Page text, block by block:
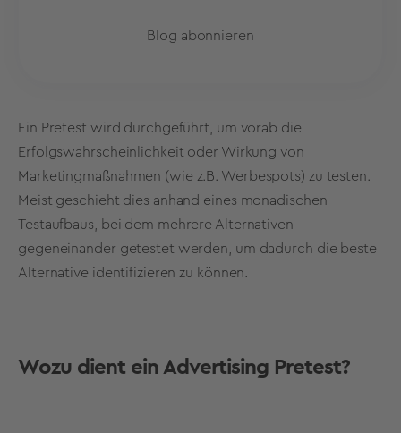
Blog abonnieren
Ein Pretest wird durchgeführt, um vorab die
Erfolgswahrscheinlichkeit oder Wirkung von
Marketingmaßnahmen (wie z.B. Werbespots) zu testen.
Meist geschieht dies anhand eines monadischen
Testaufbaus, bei dem mehrere Alternativen
gegeneinander getestet werden, um dadurch die beste
Alternative identifizieren zu können.
Wozu dient ein Advertising Pretest?